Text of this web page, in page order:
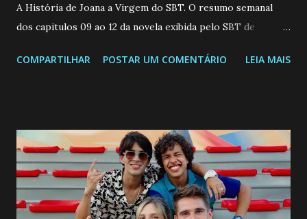
A História de Joana a Virgem do SBT. O resumo semanal
dos capitulos 09 ao 12 da novela exibida pelo SBT de
a Programação Semanal do SBT de 08/06/26 a 14/06/26
confessa a Gabriel que ele demonstrou ser o tipo de
pessoa que ela tanto desejou durante toda a vida. Camila
entra no quarto de Gabriel e imagina como seria o
encontro deles, quando conseguir seduzi-lo. Manuel avisa a
COMPARTILHAR POSTAR UM COMENTÁRIO LEIA MAIS